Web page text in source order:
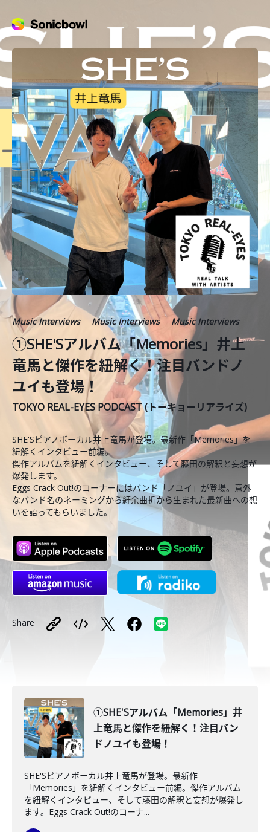
Music Interviews Music Interviews Music Interviews
①SHE'Sアルバム「Memories」井上
竜馬と傑作を紐解く！注目バンドノ
ユイも登場！
TOKYO REAL-EYES PODCAST (トーキョーリアライズ)
SHE'Sピアノボーカル井上竜馬が登場。最新作「Memories」を
紐解くインタビュー前編。
傑作アルバムを紐解くインタビュー、そして藤田の解釈と妄想が
爆発します。
Eggs Crack Out!のコーナーにはバンド「ノユイ」が登場。意外
なバンド名のネーミングから紆余曲折から生まれた最新曲への想
いを語ってもらいました。
Share
①SHE'Sアルバム「Memories」井
上竜馬と傑作を紐解く！注目バン
ドノユイも登場！
SHE'Sピアノボーカル井上竜馬が登場。最新作
「Memories」を紐解くインタビュー前編。傑作アルバム
を紐解くインタビュー、そして藤田の解釈と妄想が爆発し
ます。Eggs Crack Out!のコーナ...